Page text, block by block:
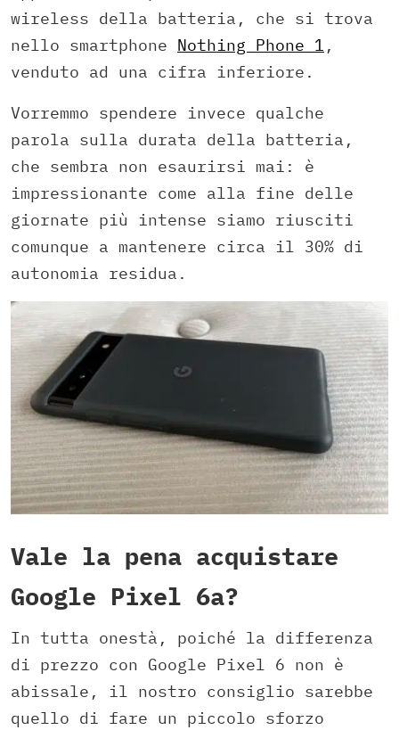
wireless della batteria, che si trova
nello smartphone Nothing Phone 1 ,
venduto ad una cifra inferiore.
Vorremmo spendere invece qualche
parola sulla durata della batteria,
che sembra non esaurirsi mai: è
impressionante come alla fine delle
giornate più intense siamo riusciti
comunque a mantenere circa il 30% di
autonomia residua.
Vale la pena acquistare
Google Pixel 6a?
In tutta onestà, poiché la differenza
di prezzo con Google Pixel 6 non è
abissale, il nostro consiglio sarebbe
quello di fare un piccolo sforzo